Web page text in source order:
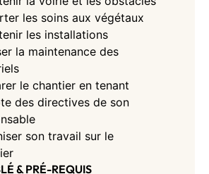
les soins aux végétaux
les installations
la maintenance des
le chantier en tenant
des directives de son
son travail sur le
& PRÉ-REQUIS